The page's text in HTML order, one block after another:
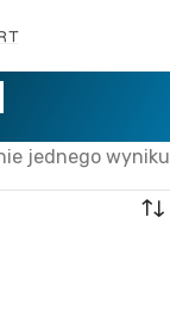
jednego wyniku